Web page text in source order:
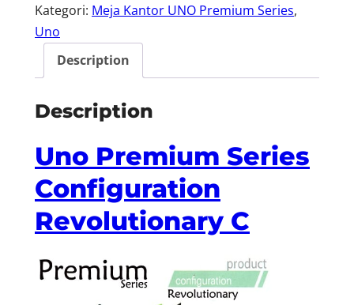
Kategori: Meja Kantor UNO Premium Series
Uno
Description
Description
Uno Premium Series
Configuration
Revolutionary C